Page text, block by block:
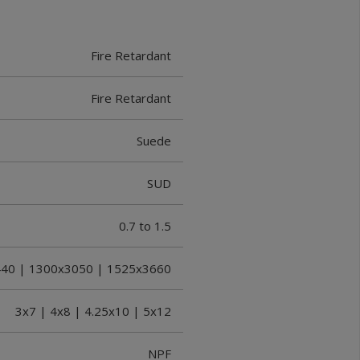
Fire Retardant
Fire Retardant
Suede
SUD
0.7 to 1.5
| 1300x3050 | 1525x3660
3x7 | 4x8 | 4.25x10 | 5x12
NPF